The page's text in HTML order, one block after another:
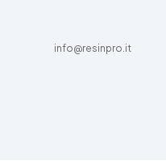
info@resinpro.it